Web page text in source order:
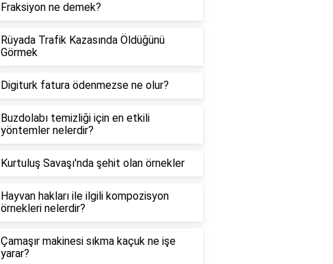
Fraksiyon ne demek?
Rüyada Trafik Kazasında Öldüğünü
Görmek
Digiturk fatura ödenmezse ne olur?
Buzdolabı temizliği için en etkili
yöntemler nelerdir?
Kurtuluş Savaşı'nda şehit olan örnekler
Hayvan hakları ile ilgili kompozisyon
örnekleri nelerdir?
Çamaşır makinesi sıkma kaçuk ne işe
yarar?